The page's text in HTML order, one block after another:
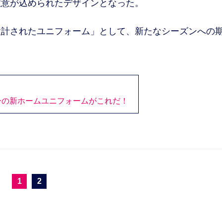
が込められたデザインとなった。
れたユニフォーム」として、新たなシーズンへの
新ホームユニフォームがこれだ！
1 2